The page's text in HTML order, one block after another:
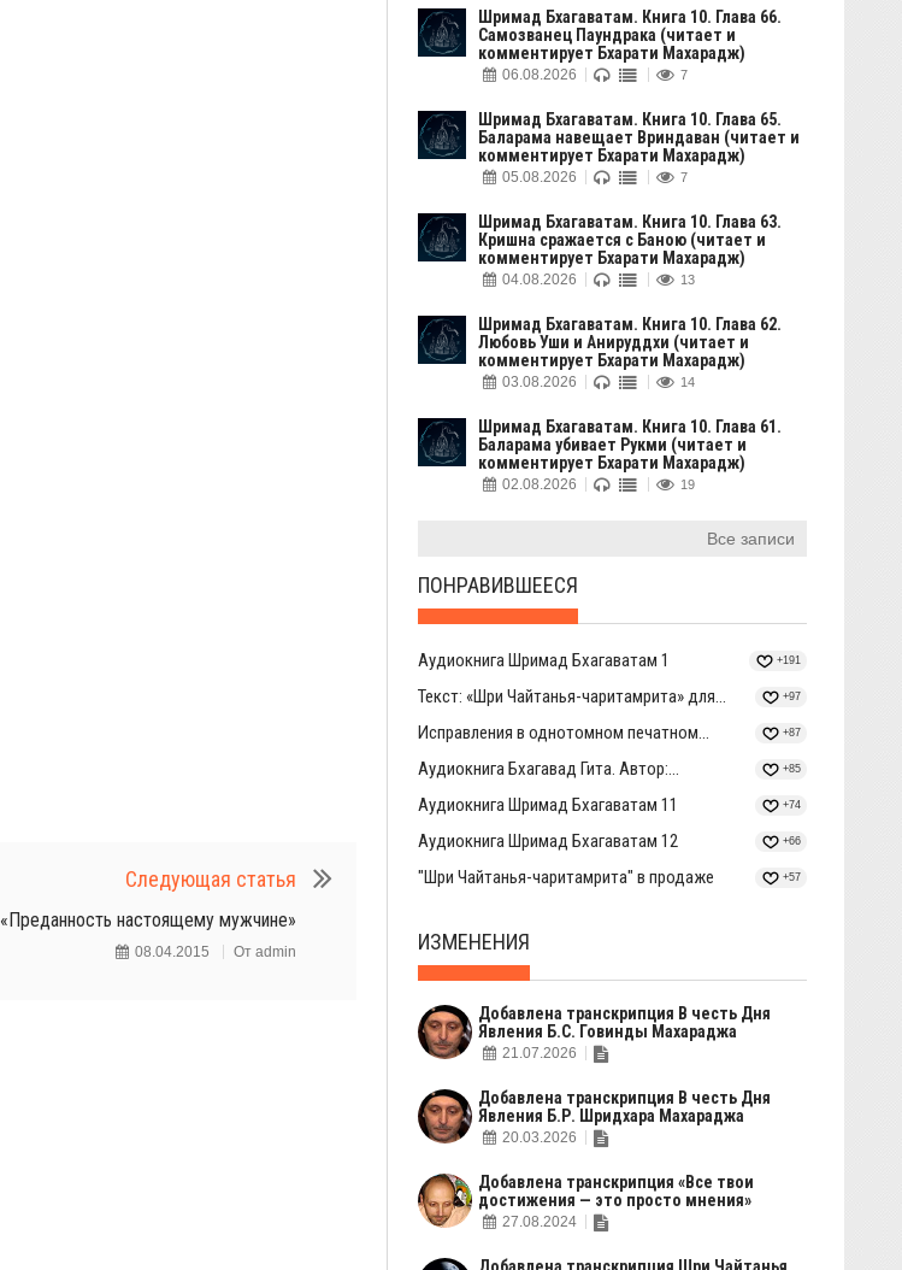
Следующая статья
«Преданность настоящему мужчине»
08.04.2015 От admin
Шримад Бхагаватам. Книга 10. Глава 66.
Самозванец Паундрака (читает и
комментирует Бхарати Махарадж)
06.08.2026 7
Шримад Бхагаватам. Книга 10. Глава 65.
Баларама навещает Вриндаван (читает и
комментирует Бхарати Махарадж)
05.08.2026 7
Шримад Бхагаватам. Книга 10. Глава 63.
Кришна сражается с Баною (читает и
комментирует Бхарати Махарадж)
04.08.2026 13
Шримад Бхагаватам. Книга 10. Глава 62.
Любовь Уши и Анируддхи (читает и
комментирует Бхарати Махарадж)
03.08.2026 14
Шримад Бхагаватам. Книга 10. Глава 61.
Баларама убивает Рукми (читает и
комментирует Бхарати Махарадж)
02.08.2026 19
Все записи
ПОНРАВИВШЕЕСЯ
Аудиокнига Шримад Бхагаватам 1 +191
Текст: «Шри Чайтанья-чаритамрита» для... +97
Исправления в однотомном печатном... +87
Аудиокнига Бхагавад Гита. Автор:... +85
Аудиокнига Шримад Бхагаватам 11 +74
Аудиокнига Шримад Бхагаватам 12 +66
"Шри Чайтанья-чаритамрита" в продаже +57
ИЗМЕНЕНИЯ
Добавлена транскрипция В честь Дня
Явления Б.С. Говинды Махараджа
21.07.2026
Добавлена транскрипция В честь Дня
Явления Б.Р. Шридхара Махараджа
20.03.2026
Добавлена транскрипция «Все твои
достижения — это просто мнения»
27.08.2024